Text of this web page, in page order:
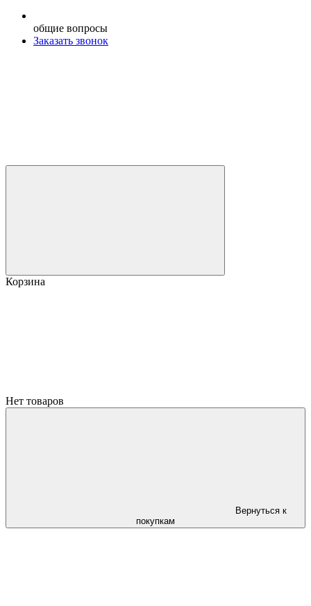
общие вопросы
Заказать звонок
Корзина
Нет товаров
Вернуться к
покупкам